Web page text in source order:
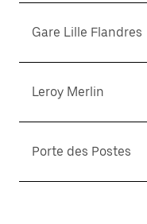
Gare Lille Flandres
Leroy Merlin
Porte des Postes